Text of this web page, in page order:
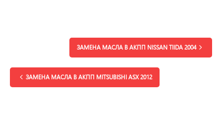
ЗАМЕНА МАСЛА В АКПП NISSAN TIIDA 2004
ЗАМЕНА МАСЛА В АКПП MITSUBISHI ASX 2012